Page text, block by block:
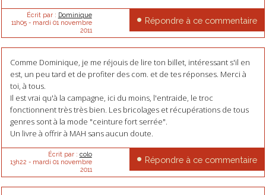
Écrit par : Dominique
11h05- mardi 01 novembre
2011
Répondre à ce commentaire
Comme Dominique, je me réjouis de lire ton billet, intéressant s'il en
est, un peu tard et de profiter des com. et de tes réponses. Merci à
toi, à tous.
Il est vrai qu'à la campagne, ici du moins, l'entraide, le troc
fonctionnent très très bien. Les bricolages et récupérations de tous
genres sont à la mode "ceinture fort serrée".
Un livre à offrir à MAH sans aucun doute.
Écrit par : colo
13h22 - mardi 01 novembre
2011
Répondre à ce commentaire